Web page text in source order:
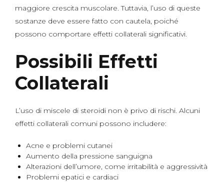
maggiore crescita muscolare. Tuttavia, l’uso di queste
sostanze deve essere fatto con cautela, poiché
possono comportare effetti collaterali significativi.
Possibili Effetti
Collaterali
L’uso di miscele di steroidi non è privo di rischi. Alcuni
effetti collaterali comuni possono includere:
Acne e problemi cutanei
Aumento della pressione sanguigna
Alterazioni dell’umore, come irritabilità e aggressività
Problemi epatici e cardiaci